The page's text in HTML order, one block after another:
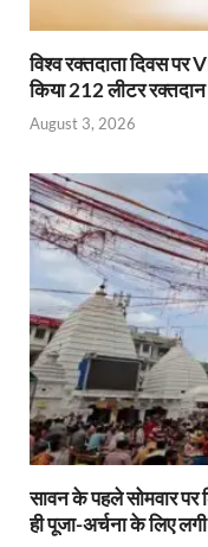
विश्व रक्तदाता दिवस
किया 212 लीटर रक्तदान
August 3, 2026
सावन के पहले सोमवार
ही पूजा-अर्चना के लिए